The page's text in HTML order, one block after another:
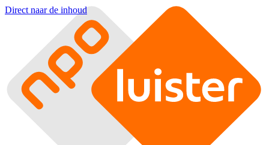
Direct naar de inhoud